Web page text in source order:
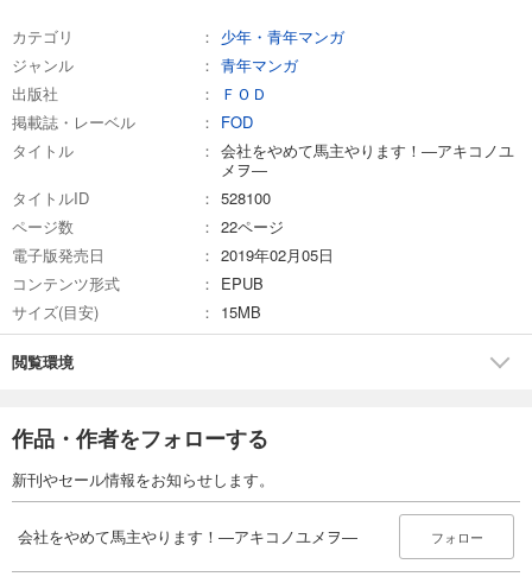
会社をやめて馬主やります！ ― アキコノユメヲ ― 26
試し読み
あらすじを表示する
会社をやめて馬主やります！―アキコノユメヲ― 27
試し読み
110円 (税込)
試し読み
会社をやめて馬主やります！ ― アキコノユメヲ ― 29
カテゴリ
少年・青年マンガ
ジャンル
青年マンガ
出版社
ＦＯＤ
掲載誌・レーベル
FOD
タイトル
会社をやめて馬主やります！―アキコノユ
メヲ―
タイトルID
528100
ページ数
22ページ
電子版発売日
2019年02月05日
コンテンツ形式
EPUB
サイズ(目安)
15MB
閲覧環境
作品・作者をフォローする
新刊やセール情報をお知らせします。
会社をやめて馬主やります！―アキコノユメヲ― フォロー